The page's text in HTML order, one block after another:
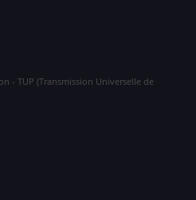
- TUP (Transmission Universelle de